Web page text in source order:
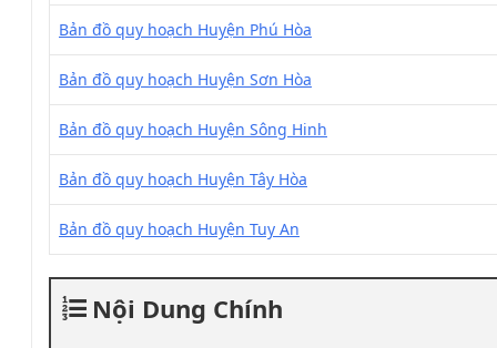
Bản đồ quy hoạch Huyện Phú Hòa
Bản đồ quy hoạch Huyện Sơn Hòa
Bản đồ quy hoạch Huyện Sông Hinh
Bản đồ quy hoạch Huyện Tây Hòa
Bản đồ quy hoạch Huyện Tuy An
Nội Dung Chính